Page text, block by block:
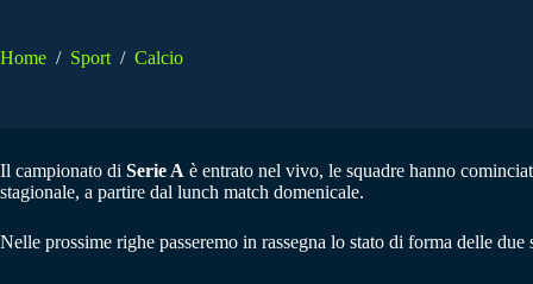
Home / Sport / Calcio
Il campionato di Serie A è entrato nel vivo, le squadre hanno
stagionale, a partire dal lunch match domenicale.
Nelle prossime righe passeremo in rassegna lo stato di forma delle